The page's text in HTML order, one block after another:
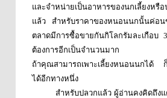
และจำหน่ายเป็นอาหารของนกเลี้ยงหรื
แล้ว สำหรับราคาของหนอนนกนั้นค่อน
ตลาดมีการซื้อขายกันกิโลกรัมละเกือบ
ต้องการอีกเป็นจำนวนมาก
ถ้าคุณสามารถเพาะเลี้ยงหนอนนกได้ ก็
ได้อีกทางหนึ่ง
สำหรับปลวกแล้ว ผู้อ่านคงคิดถึงแต่